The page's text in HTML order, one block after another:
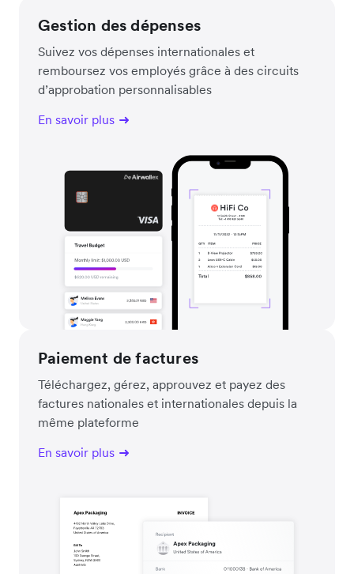
Gestion des dépenses
Suivez vos dépenses internationales et
remboursez vos employés grâce à des circuits
d’approbation personnalisables
En savoir plus
Paiement de factures
Téléchargez, gérez, approuvez et payez des
factures nationales et internationales depuis la
même plateforme
En savoir plus